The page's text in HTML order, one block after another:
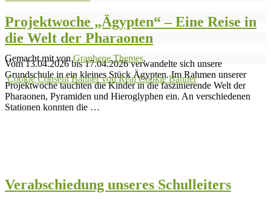
Projektwoche „Ägypten“ – Eine Reise in
die Welt der Pharaonen
Vom 13.04.2026 bis 17.04.2026 verwandelte sich unsere
Grundschule in ein kleines Stück Ägypten. Im Rahmen unserer
Projektwoche tauchten die Kinder in die faszinierende Welt der
Pharaonen, Pyramiden und Hieroglyphen ein. An verschiedenen
Stationen konnten die …
Verabschiedung unseres Schulleiters
Gemacht mitvonGraphene Themes.
Cookie Consent Banner von Real Cookie Banner